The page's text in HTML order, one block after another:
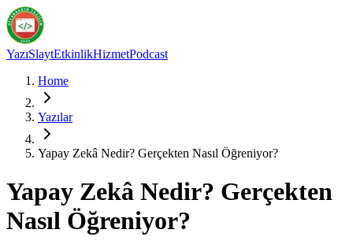
YazıSlaytEtkinlikHizmetPodcast
Home
Yazılar
Yapay Zekâ Nedir? Gerçekten Nasıl Öğreniyor?
Yapay Zekâ Nedir? Gerçekten
Nasıl Öğreniyor?